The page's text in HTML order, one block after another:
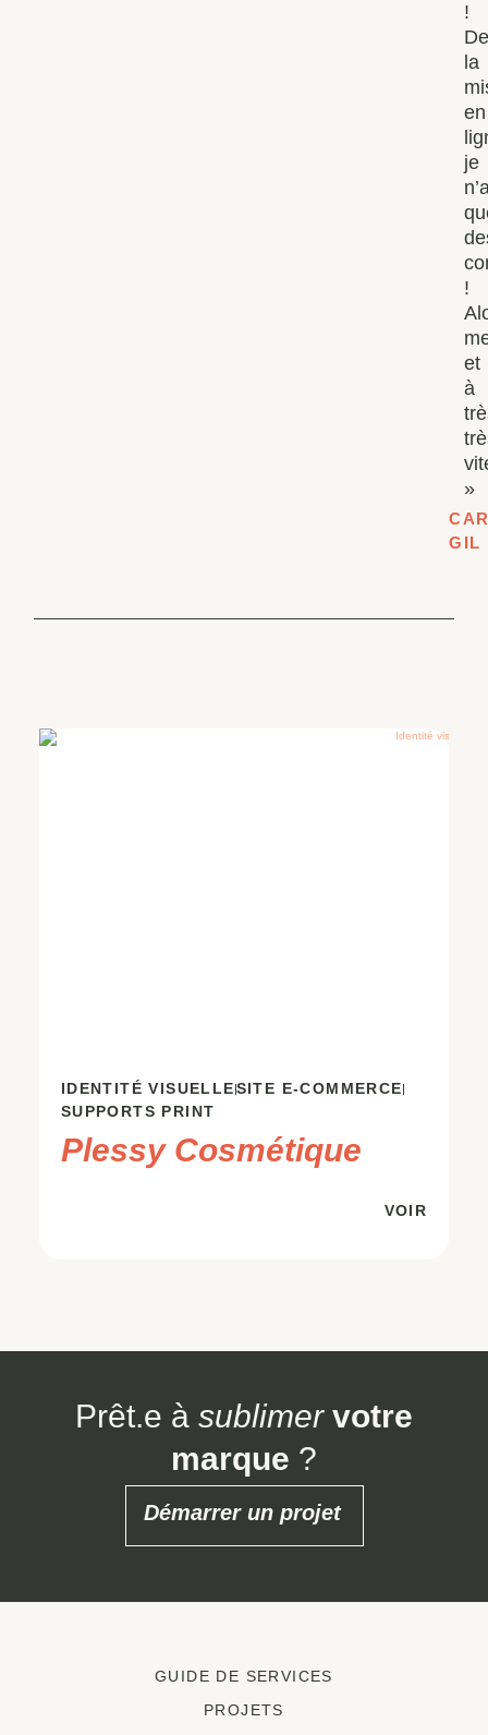
!
la
en
je
!
et
à
»
GIL
IDENTITÉ VISUELLESITE E-COMMERCE
SUPPORTS PRINT
Plessy Cosmétique
VOIR
Prêt.e à sublimer votre
marque ?
Démarrer un projet
GUIDE DE SERVICES
PROJETS